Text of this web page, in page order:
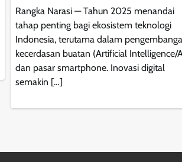
Rangka Narasi — Tahun 2025 menandai
tahap penting bagi ekosistem teknologi
Indonesia, terutama dalam
kecerdasan buatan (Artificial Intelligence/
dan pasar smartphone. Inovasi digital
semakin […]